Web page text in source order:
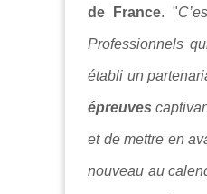
de France. "
Professionnels
établi un
épreuves
et de mettre en
nouveau au